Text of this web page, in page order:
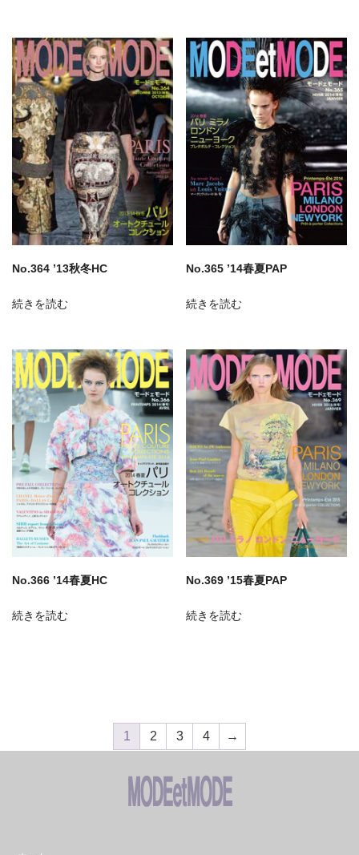
No.364 ’13秋冬HC
続きを読む
No.365 ’14春夏PAP
続きを読む
No.366 ’14春夏HC
続きを読む
No.369 ’15春夏PAP
続きを読む
1 2 3 4 →